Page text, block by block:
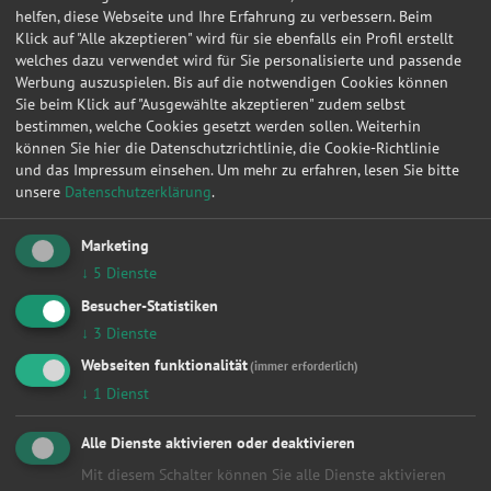
1 2 3 4 5 6 7 8 9 10 »
Werkstattleistungen
Alle
Achsvermessung
Anhängerkupplung
Auspuff
Autobatterie
Bremsen
Fahrwerk & Stoßdämpfer
Getriebe
HU/AU Benzin
HU/AU Diesel
Inspektion
Karosserie
Keilriemen
Klima / Heizung / Kühler
helfen, diese Webseite und Ihre Erfahrung zu verbessern. Beim
Klick auf "Alle akzeptieren" wird für sie ebenfalls ein Profil erstellt
welches dazu verwendet wird für Sie personalisierte und passende
Werbung auszuspielen. Bis auf die notwendigen Cookies können
Sie beim Klick auf "Ausgewählte akzeptieren" zudem selbst
bestimmen, welche Cookies gesetzt werden sollen. Weiterhin
können Sie hier die Datenschutzrichtlinie, die Cookie-Richtlinie
und das Impressum einsehen. Um mehr zu erfahren, lesen Sie bitte
unsere Datenschutzerklärung.
Marketing
↓ 5 Dienste
Besucher-Statistiken
↓ 3 Dienste
Webseiten funktionalität(immer erforderlich)
↓ 1 Dienst
Alle Dienste aktivieren oder deaktivieren
Mit diesem Schalter können Sie alle Dienste aktivieren